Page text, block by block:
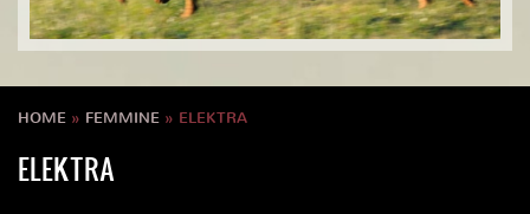
HOME » FEMMINE » ELEKTRA
ELEKTRA